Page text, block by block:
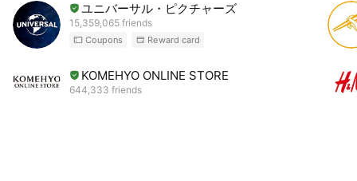
ユニバーサル・ピクチャーズ
15,359,065 friends
Coupons Reward card
KOMEHYO ONLINE STORE
644,333 friends